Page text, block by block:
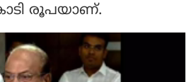
രൂപയാണ്.